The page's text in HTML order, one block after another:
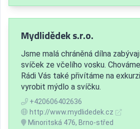
Mydlidědek s.r.o.
Jsme malá chráněná dílna
svíček ze včelího vosku.
Rádi Vás také přivítáme na
vyrobit mýdlo a svíčku.
+420606402636
http://www.mydlidedek.cz
Minoritská 476, Brno-střed